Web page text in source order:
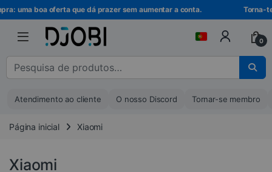
Ir para a navegação
Ir para o conteúdo
uma boa oferta que dá prazer sem aumentar a conta. Torna-te
0
Pesquisar por :
Atendimento ao cliente O nosso Discord Tornar-se membro
Página inicial Xiaomi
Xiaomi